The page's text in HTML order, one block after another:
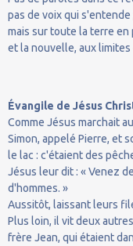
pas de voix qui s'entende
mais sur toute la terre en
et la nouvelle, aux limites
Évangile de Jésus
Comme Jésus marchait
Simon, appelé Pierre, et
le lac : c'étaient des
Jésus leur dit : « Venez
d'hommes. »
Aussitôt, laissant leurs
Plus loin, il vit deux
frère Jean, qui étaient